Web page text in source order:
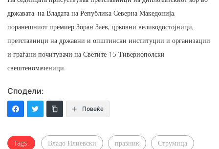
државата, на Владата на Република Северна Македонија,
поранешниот премиер Зоран Заев, црковни великодостојници,
претставници на државни и општински институции и организации
и граѓани почитувачи на Светите 15 Тивериополски
свештеномаченици.
Сподели:
Повеќе
Tags: Владо Илиевски празник Струмица